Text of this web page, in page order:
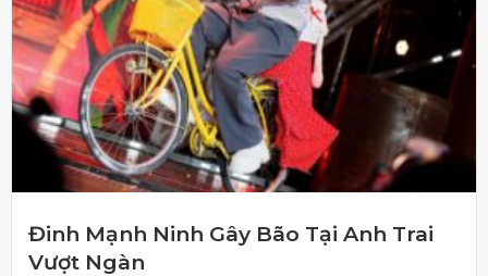
Đinh Mạnh Ninh Gây Bão Tại Anh Trai
Vượt Ngàn